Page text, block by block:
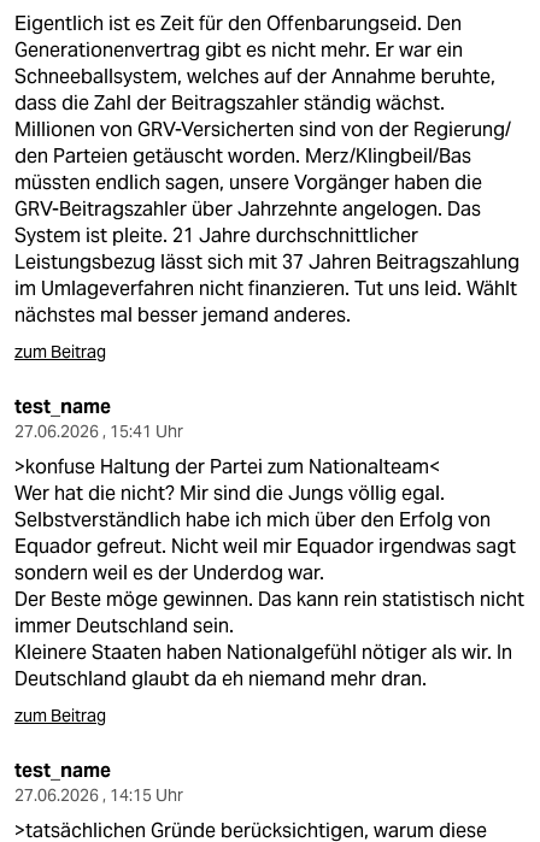
Eigentlich ist es Zeit für den Offenbarungseid. Den
Generationenvertrag gibt es nicht mehr. Er war ein
Schneeballsystem, welches auf der Annahme beruhte,
dass die Zahl der Beitragszahler ständig wächst.
Millionen von GRV-Versicherten sind von der Regierung/
den Parteien getäuscht worden. Merz/Klingbeil/Bas
müssten endlich sagen, unsere Vorgänger haben die
GRV-Beitragszahler über Jahrzehnte angelogen. Das
System ist pleite. 21 Jahre durchschnittlicher
Leistungsbezug lässt sich mit 37 Jahren Beitragszahlung
im Umlageverfahren nicht finanzieren. Tut uns leid. Wählt
nächstes mal besser jemand anderes.
zum Beitrag
test_name
27.06.2026 , 15:41 Uhr
>konfuse Haltung der Partei zum Nationalteam<
Wer hat die nicht? Mir sind die Jungs völlig egal.
Selbstverständlich habe ich mich über den Erfolg von
Equador gefreut. Nicht weil mir Equador irgendwas sagt
sondern weil es der Underdog war.
Der Beste möge gewinnen. Das kann rein statistisch nicht
immer Deutschland sein.
Kleinere Staaten haben Nationalgefühl nötiger als wir. In
Deutschland glaubt da eh niemand mehr dran.
zum Beitrag
test_name
27.06.2026 , 14:15 Uhr
>tatsächlichen Gründe berücksichtigen, warum diese